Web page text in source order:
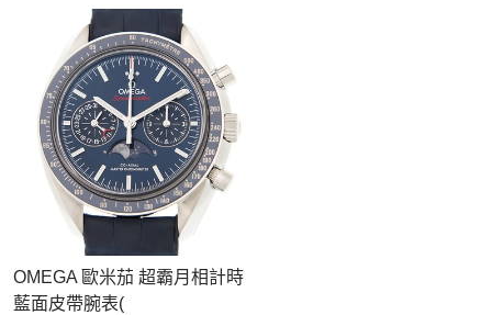
OMEGA 歐米茄 超霸月相計時
藍面皮帶腕表(